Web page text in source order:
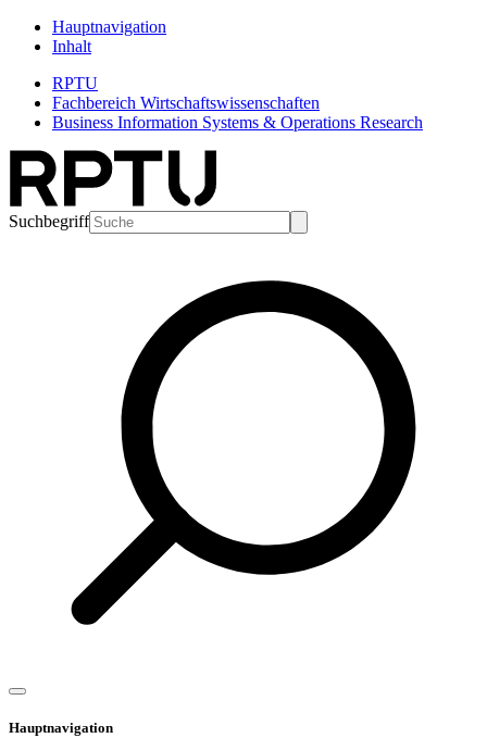
Hauptnavigation
Inhalt
RPTU
Fachbereich Wirtschaftswissenschaften
Business Information Systems & Operations Research
Suchbegriff
Hauptnavigation